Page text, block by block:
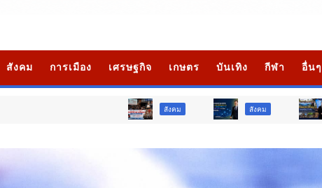
สังคม การเมือง เศรษฐกิจ เกษตร บันเทิง กีฬา อื่นๆ
สังคม ท่องเที่ยว